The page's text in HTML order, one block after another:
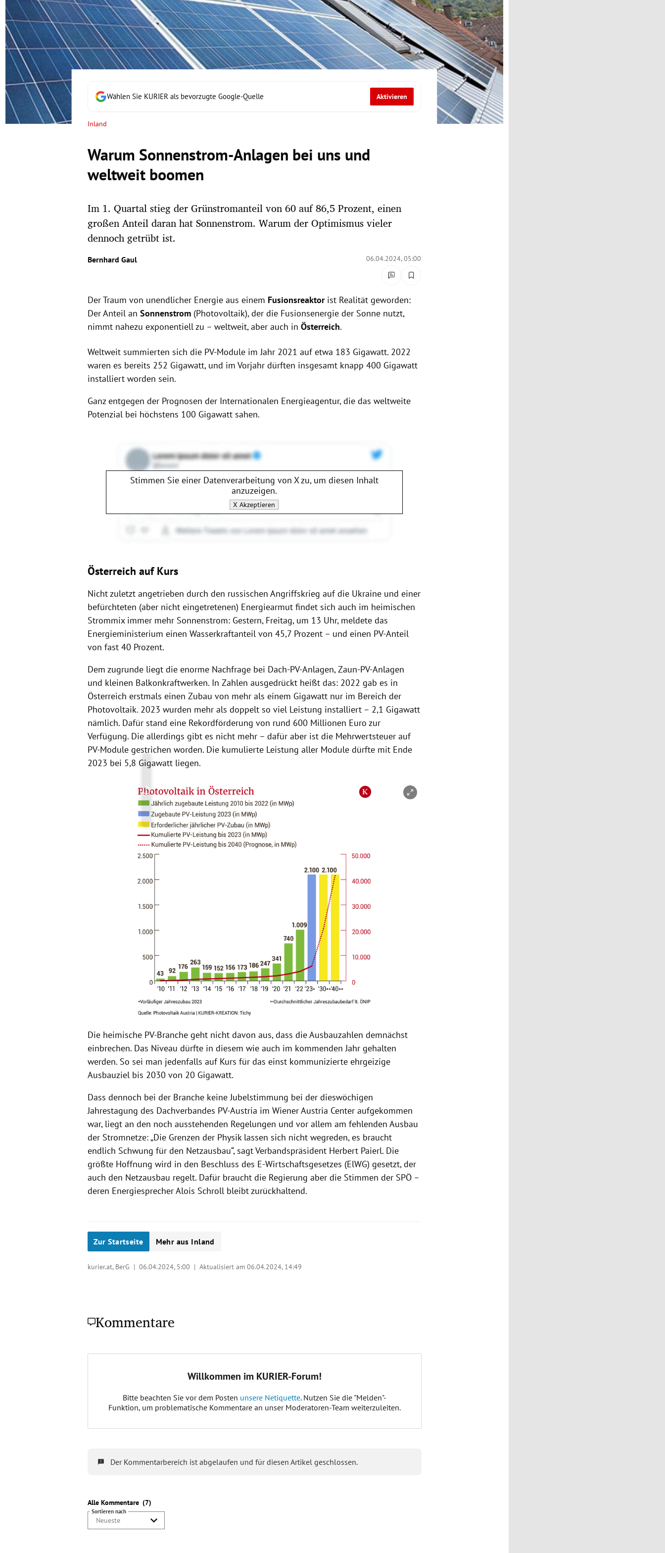
Untermenü
Untermenü
Untermenü
Untermenü
Untermenü
Wählen Sie KURIER als bevorzugte Google-Quelle Aktivieren
Inland
Warum Sonnenstrom-Anlagen bei uns und
weltweit boomen
Im 1. Quartal stieg der Grünstromanteil von 60 auf 86,5 Prozent, einen
großen Anteil daran hat Sonnenstrom. Warum der Optimismus vieler
dennoch getrübt ist.
Bernhard Gaul 06.04.2024, 05:00
Der Traum von unendlicher Energie aus einem Fusionsreaktor ist Realität geworden:
Der Anteil an Sonnenstrom (Photovoltaik), der die Fusionsenergie der Sonne nutzt,
nimmt nahezu exponentiell zu – weltweit, aber auch in Österreich.
Weltweit summierten sich die PV-Module im Jahr 2021 auf etwa 183 Gigawatt. 2022
waren es bereits 252 Gigawatt, und im Vorjahr dürften insgesamt knapp 400 Gigawatt
installiert worden sein.
Ganz entgegen der Prognosen der Internationalen Energieagentur, die das weltweite
Potenzial bei höchstens 100 Gigawatt sahen.
Stimmen Sie einer Datenverarbeitung von Xzu, um diesen Inhalt
anzuzeigen.
X Akzeptieren
Österreich auf Kurs
Nicht zuletzt angetrieben durch den russischen Angriffskrieg auf die Ukraine und einer
befürchteten (aber nicht eingetretenen) Energiearmut findet sich auch im heimischen
Strommix immer mehr Sonnenstrom: Gestern, Freitag, um 13 Uhr, meldete das
Energieministerium einen Wasserkraftanteil von 45,7 Prozent – und einen PV-Anteil
von fast 40 Prozent.
Dem zugrunde liegt die enorme Nachfrage bei Dach-PV-Anlagen, Zaun-PV-Anlagen
und kleinen Balkonkraftwerken. In Zahlen ausgedrückt heißt das: 2022 gab es in
Österreich erstmals einen Zubau von mehr als einem Gigawatt nur im Bereich der
Photovoltaik. 2023 wurden mehr als doppelt so viel Leistung installiert – 2,1 Gigawatt
nämlich. Dafür stand eine Rekordförderung von rund 600 Millionen Euro zur
Verfügung. Die allerdings gibt es nicht mehr – dafür aber ist die Mehrwertsteuer auf
PV-Module gestrichen worden. Die kumulierte Leistung aller Module dürfte mit Ende
2023 bei 5,8 Gigawatt liegen.
Copyright-Hinweis öffnen/schließen
Die heimische PV-Branche geht nicht davon aus, dass die Ausbauzahlen demnächst
einbrechen. Das Niveau dürfte in diesem wie auch im kommenden Jahr gehalten
werden. So sei man jedenfalls auf Kurs für das einst kommunizierte ehrgeizige
Ausbauziel bis 2030 von 20 Gigawatt.
Dass dennoch bei der Branche keine Jubelstimmung bei der dieswöchigen
Jahrestagung des Dachverbandes PV-Austria im Wiener Austria Center aufgekommen
war, liegt an den noch ausstehenden Regelungen und vor allem am fehlenden Ausbau
der Stromnetze: „Die Grenzen der Physik lassen sich nicht wegreden, es braucht
endlich Schwung für den Netzausbau“, sagt Verbandspräsident Herbert Paierl. Die
größte Hoffnung wird in den Beschluss des E-Wirtschaftsgesetzes (ElWG) gesetzt, der
auch den Netzausbau regelt. Dafür braucht die Regierung aber die Stimmen der SPÖ –
deren Energiesprecher Alois Schroll bleibt zurückhaltend.
Zur Startseite Mehr aus Inland
kurier.at, BerG | 06.04.2024, 5:00 | Aktualisiert am 06.04.2024, 14:49
Kommentare